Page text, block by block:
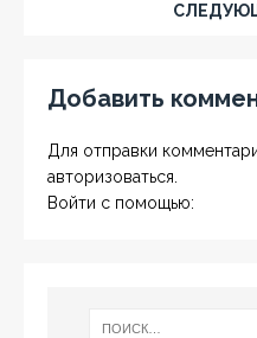
Добавить
Для отправки
авторизоваться
Войти с помощью: